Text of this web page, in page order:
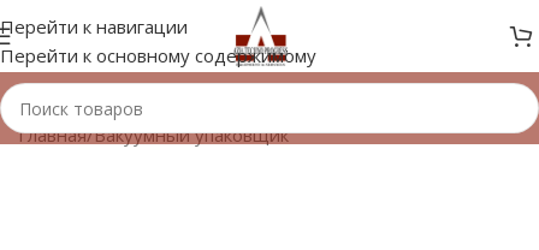
Перейти к навигации
Перейти к основному содержимому
Главная/Вакуумный упаковщик